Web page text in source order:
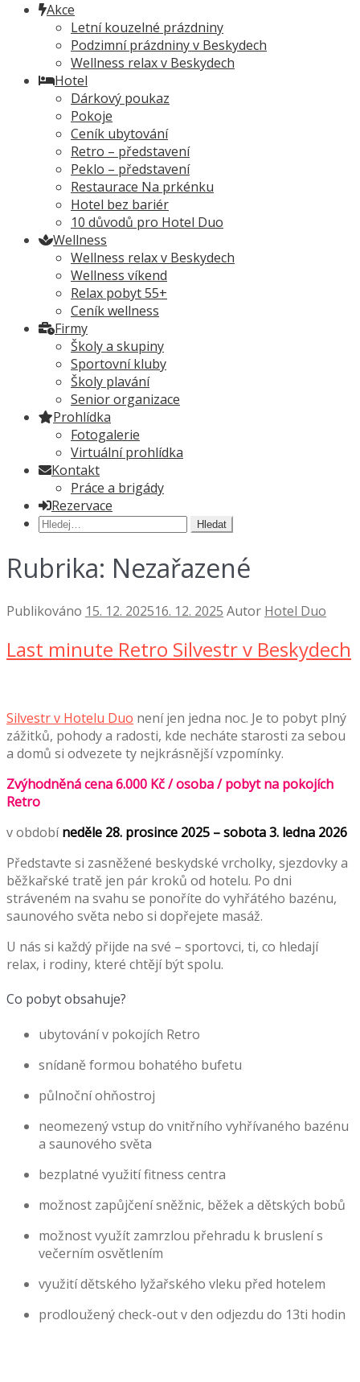
Akce
Letní kouzelné prázdniny
Podzimní prázdniny v Beskydech
Wellness relax v Beskydech
Hotel
Dárkový poukaz
Pokoje
Ceník ubytování
Retro – představení
Peklo – představení
Restaurace Na prkénku
Hotel bez bariér
10 důvodů pro Hotel Duo
Wellness
Wellness relax v Beskydech
Wellness víkend
Relax pobyt 55+
Ceník wellness
Firmy
Školy a skupiny
Sportovní kluby
Školy plavání
Senior organizace
Prohlídka
Fotogalerie
Virtuální prohlídka
Kontakt
Práce a brigády
Rezervace
Hledat:
Rubrika: Nezařazené
Publikováno 15. 12. 202516. 12. 2025 Autor Hotel Duo
Last minute Retro Silvestr v Beskydech
Silvestr v Hotelu Duo není jen jedna noc. Je to pobyt plný
zážitků, pohody a radosti, kde necháte starosti za sebou
a domů si odvezete ty nejkrásnější vzpomínky.
Zvýhodněná cena 6.000 Kč / osoba / pobyt na pokojích
Retro
v obdobíneděle 28. prosince 2025 – sobota 3. ledna 2026
Představte si zasněžené beskydské vrcholky, sjezdovky a
běžkařské tratě jen pár kroků od hotelu. Po dni
stráveném na svahu se ponoříte do vyhřátého bazénu,
saunového světa nebo si dopřejete masáž.
U nás si každý přijde na své – sportovci, ti, co hledají
relax, i rodiny, které chtějí být spolu.
Co pobyt obsahuje?
ubytování v pokojích Retro
snídaně formou bohatého bufetu
půlnoční ohňostroj
neomezený vstup do vnitřního vyhřívaného bazénu
a saunového světa
bezplatné využití fitness centra
možnost zapůjčení sněžnic, běžek a dětských bobů
možnost využít zamrzlou přehradu k bruslení s
večerním osvětlením
využití dětského lyžařského vleku před hotelem
prodloužený check-out v den odjezdu do 13ti hodin